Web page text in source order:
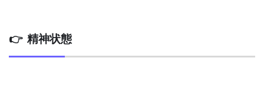
👉 精神状態